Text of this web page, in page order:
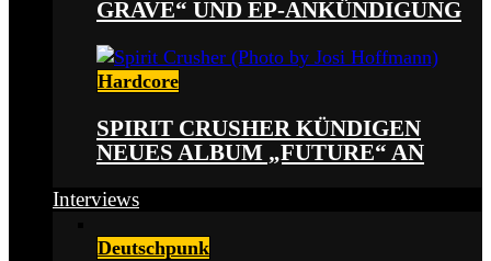
GRAVE“ UND EP-ANKÜNDIGUNG
Hardcore
SPIRIT CRUSHER KÜNDIGEN
NEUES ALBUM „FUTURE“ AN
Interviews
Deutschpunk